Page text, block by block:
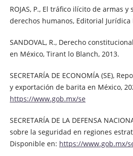
ROJAS, P., El tráfico ilícito de armas
derechos humanos, Editorial Jurídica
SANDOVAL, R., Derecho
en México, Tirant lo Blanch, 2013.
SECRETARÍA DE ECONOMÍA (SE),
y exportación de barita en México,
https://www.gob.mx/se
SECRETARÍA DE LA DEFENSA
sobre la seguridad en regiones
Disponible en: https://www.gob.mx/